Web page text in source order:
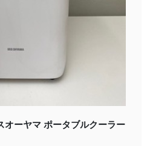
ヤマ ポータブルクーラー